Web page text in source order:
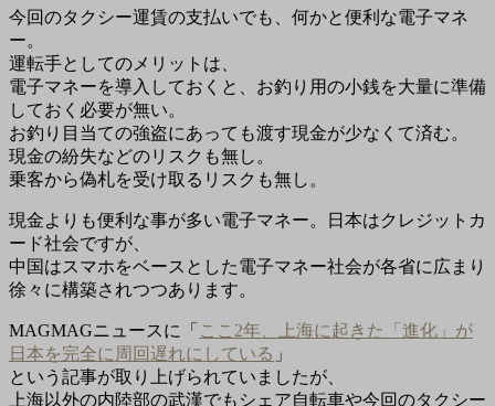
今回のタクシー運賃の支払いでも、何かと便利な電子マネ
ー。
運転手としてのメリットは、
電子マネーを導入しておくと、お釣り用の小銭を大量に準備
しておく必要が無い。
お釣り目当ての強盗にあっても渡す現金が少なくて済む。
現金の紛失などのリスクも無し。
乗客から偽札を受け取るリスクも無し。
現金よりも便利な事が多い電子マネー。日本はクレジットカ
ード社会ですが、
中国はスマホをベースとした電子マネー社会が各省に広まり
徐々に構築されつつあります。
MAGMAGニュースに「 ここ2年、上海に起きた「進化」が
日本を完全に周回遅れにしている 」
という記事が取り上げられていましたが、
上海以外の内陸部の武漢でもシェア自転車や今回のタクシー